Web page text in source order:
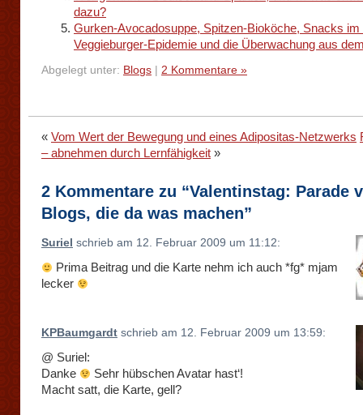
dazu?
Gurken-Avocadosuppe, Spitzen-Bioköche, Snacks im
Veggieburger-Epidemie und die Überwachung aus
Abgelegt unter: Blogs 2 Kommentare »
« Vom Wert der Bewegung und eines Adipositas-Netzwerks
– abnehmen durch Lernfähigkeit »
2 Kommentare zu “Valentinstag: Parade
Blogs, die da was machen”
Suriel schrieb am 12. Februar 2009 um 11:12:
Prima Beitrag und die Karte nehm ich auch *fg* mjam
lecker
KPBaumgardt schrieb am 12. Februar 2009 um 13:59:
@ Suriel:
Danke
Sehr hübschen Avatar hast‘!
Macht satt, die Karte, gell?